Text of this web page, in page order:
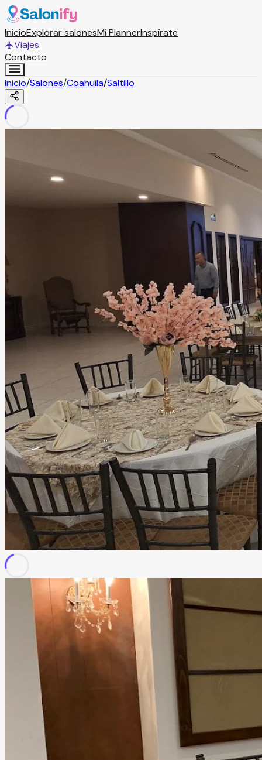
InicioExplorar salonesMi PlannerInspírate
Viajes
Contacto
Inicio/Salones/Coahuila/Saltillo